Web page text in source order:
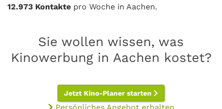
12.973 Kontakte pro Woche in Aachen.
Sie wollen wissen, was
Kinowerbung in Aachen kostet?
Jetzt Kino-Planer starten